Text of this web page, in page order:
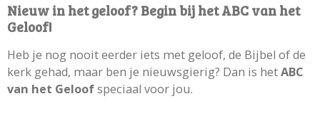
Nieuw in het geloof? Begin bij het ABC van het
Geloof!
Heb je nog nooit eerder iets met geloof, de Bijbel of de
kerk gehad, maar ben je nieuwsgierig? Dan is hetABC
van het Geloofspeciaal voor jou.